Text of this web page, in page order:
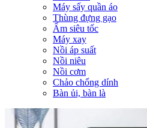
Máy sấy quần áo
Thùng đựng gạo
Ấm siêu tốc
Máy xay
Nồi áp suất
Nồi niêu
Nồi cơm
Chảo chống dính
Bàn ủi, bàn là